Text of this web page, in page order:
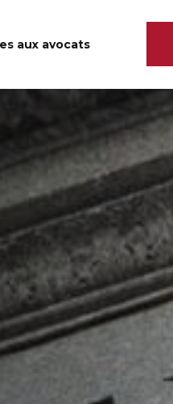
aux avocats